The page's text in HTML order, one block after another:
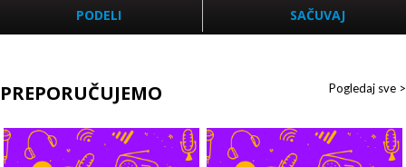
PODELI SAČUVAJ
PREPORUČUJEMO Pogledaj sve >